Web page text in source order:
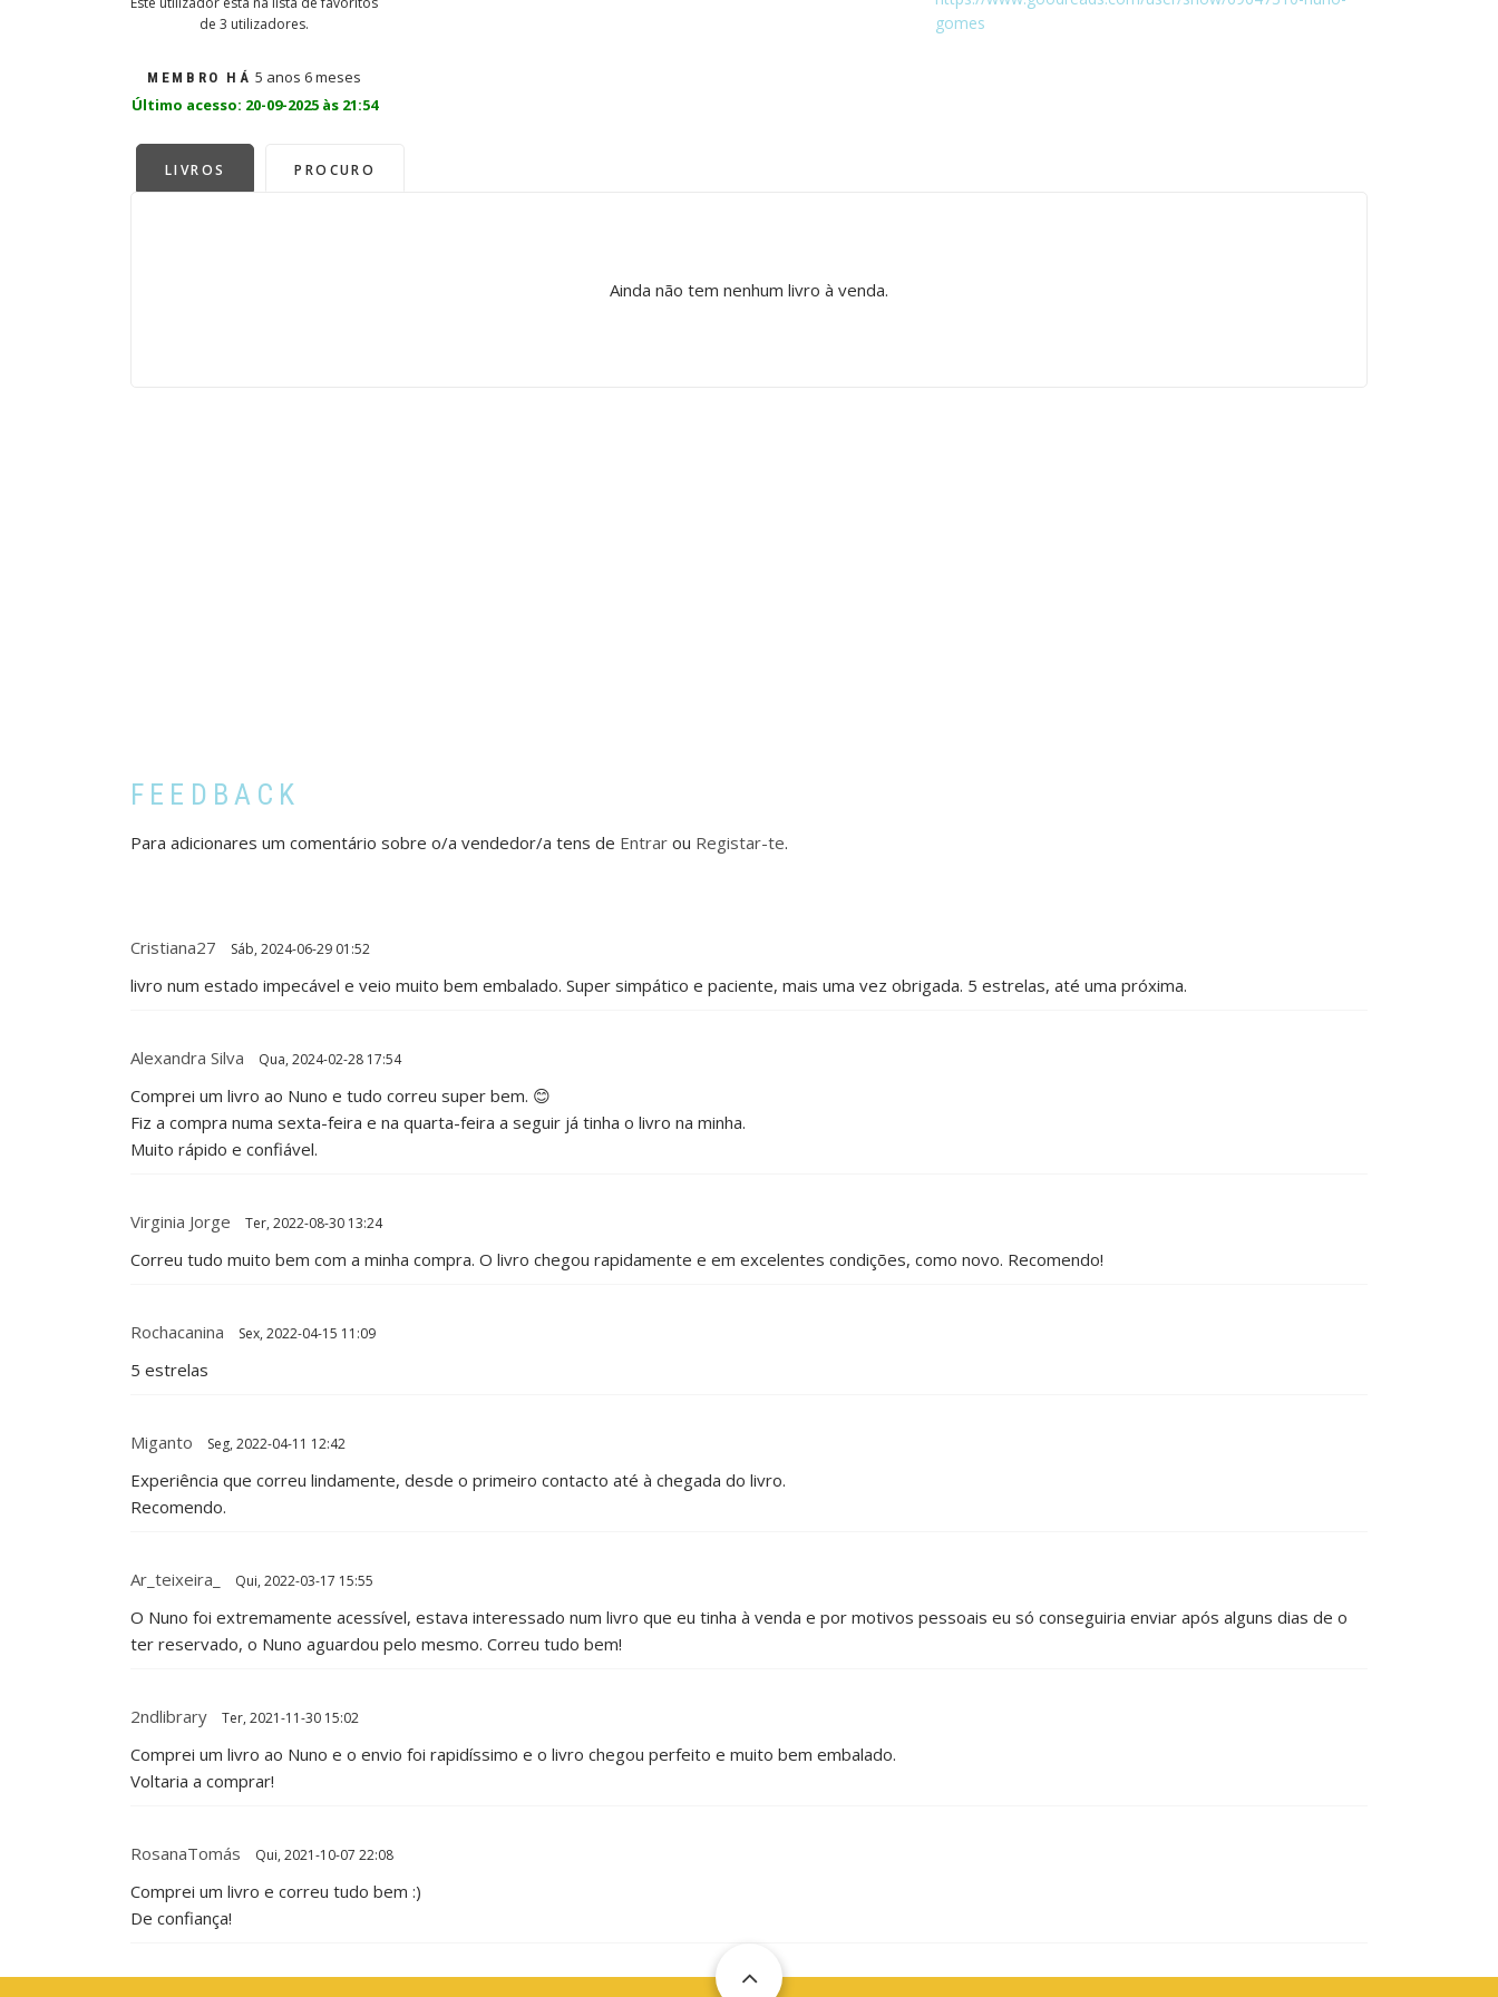
de 3 utilizadores.
MEMBRO HÁ 5 anos 6 meses
Último acesso: 20-09-2025 às 21:54
gomes
LIVROS PROCURO
Ainda não tem nenhum livro à venda.
FEEDBACK
Para adicionares um comentário sobre o/a vendedor/a tens de Entrar ou Registar-te.
Cristiana27 Sáb, 2024-06-29 01:52
livro num estado impecável e veio muito bem embalado. Super simpático e paciente, mais uma vez obrigada. 5 estrelas, até uma próxima.
Alexandra Silva Qua, 2024-02-28 17:54
Comprei um livro ao Nuno e tudo correu super bem. 😊
Fiz a compra numa sexta-feira e na quarta-feira a seguir já tinha o livro na minha.
Muito rápido e confiável.
Virginia Jorge Ter, 2022-08-30 13:24
Correu tudo muito bem com a minha compra. O livro chegou rapidamente e em excelentes condições, como novo. Recomendo!
Rochacanina Sex, 2022-04-15 11:09
5 estrelas
Miganto Seg, 2022-04-11 12:42
Experiência que correu lindamente, desde o primeiro contacto até à chegada do livro.
Recomendo.
Ar_teixeira_ Qui, 2022-03-17 15:55
O Nuno foi extremamente acessível, estava interessado num livro que eu tinha à venda e por motivos pessoais eu só conseguiria enviar após alguns dias de o
ter reservado, o Nuno aguardou pelo mesmo. Correu tudo bem!
2ndlibrary Ter, 2021-11-30 15:02
Comprei um livro ao Nuno e o envio foi rapidíssimo e o livro chegou perfeito e muito bem embalado.
Voltaria a comprar!
RosanaTomás Qui, 2021-10-07 22:08
Comprei um livro e correu tudo bem :)
De confiança!